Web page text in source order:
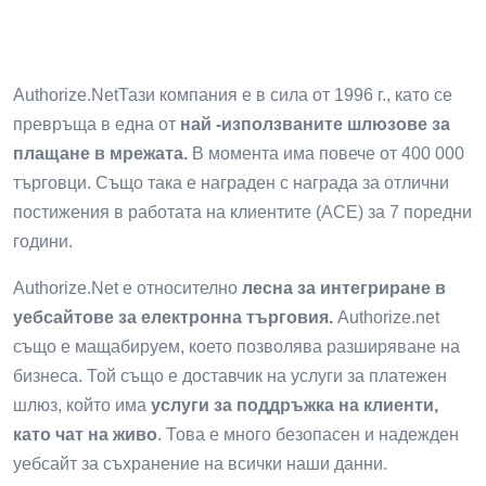
Authorize.NetТази компания е в сила от 1996 г., като се
превръща в една от най -използваните шлюзове за
плащане в мрежата. В момента има повече от 400 000
търговци. Също така е награден с награда за отлични
постижения в работата на клиентите (ACE) за 7 поредни
години.
Authorize.Net е относително лесна за интегриране в
уебсайтове за електронна търговия. Authorize.net
също е мащабируем, което позволява разширяване на
бизнеса. Той също е доставчик на услуги за платежен
шлюз, който има услуги за поддръжка на клиенти,
като чат на живо. Това е много безопасен и надежден
уебсайт за съхранение на всички наши данни.